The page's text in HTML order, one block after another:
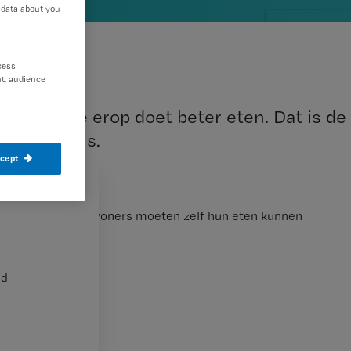
erop doet beter eten. Dat is de
Nijs.
moeten zelf hun eten kunnen
about you
audience